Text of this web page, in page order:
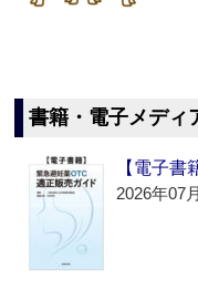
書籍・電子メディ
【電子
2026年07